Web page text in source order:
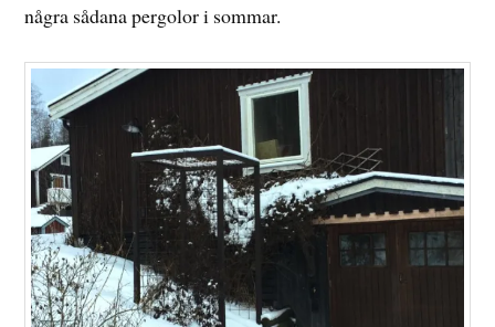
några sådana pergolor i sommar.